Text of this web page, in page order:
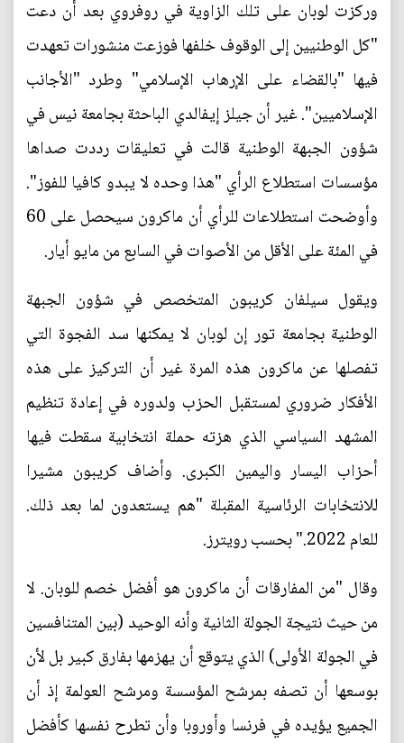
وركزت لوبان على تلك الزاوية في روفروي بعد أن دعت
"كل الوطنيين إلى الوقوف خلفها فوزعت منشورات تعهدت
فيها "بالقضاء على الإرهاب الإسلامي" وطرد "الأجانب
الإسلاميين". غير أن جيلز إيفالدي الباحثة بجامعة نيس في
شؤون الجبهة الوطنية قالت في تعليقات رددت صداها
مؤسسات استطلاع الرأي "هذا وحده لا يبدو كافيا للفوز".
وأوضحت استطلاعات للرأي أن ماكرون سيحصل على 60
في المئة على الأقل من الأصوات في السابع من مايو أيار.
ويقول سيلفان كريبون المتخصص في شؤون الجبهة
الوطنية بجامعة تور إن لوبان لا يمكنها سد الفجوة التي
تفصلها عن ماكرون هذه المرة غير أن التركيز على هذه
الأفكار ضروري لمستقبل الحزب ولدوره في إعادة تنظيم
المشهد السياسي الذي هزته حملة انتخابية سقطت فيها
أحزاب اليسار واليمين الكبرى. وأضاف كريبون مشيرا
للانتخابات الرئاسية المقبلة "هم يستعدون لما بعد ذلك.
للعام 2022." بحسب رويترز.
وقال "من المفارقات أن ماكرون هو أفضل خصم للوبان. لا
من حيث نتيجة الجولة الثانية وأنه الوحيد (بين المتنافسين
في الجولة الأولى) الذي يتوقع أن يهزمها بفارق كبير بل لأن
بوسعها أن تصفه بمرشح المؤسسة ومرشح العولمة إذ أن
الجميع يؤيده في فرنسا وأوروبا وأن تطرح نفسها كأفضل